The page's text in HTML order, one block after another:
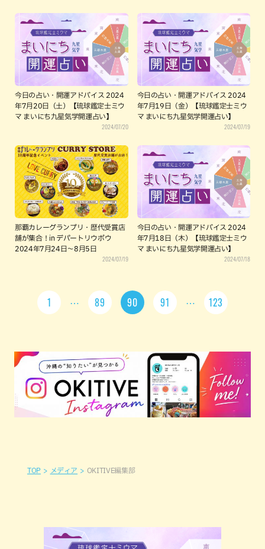
今日の占い・開運アドバイス 2024
年7月20日（土）【琉球鑑定士ミウ
マ まいにち九星気学開運占い】
2024/07/20
今日の占い・開運アドバイス 2024
年7月19日（金）【琉球鑑定士ミウ
マ まいにち九星気学開運占い】
2024/07/19
那覇カレーグランプリ・歴代受賞店
舗が集合！in デパートリウボウ
2024年7月24日～8月5日
2024/07/19
今日の占い・開運アドバイス 2024
年7月18日（木）【琉球鑑定士ミウ
マ まいにち九星気学開運占い】
2024/07/18
1 89 90 91 123
TOP メディア OKITIVE編集部